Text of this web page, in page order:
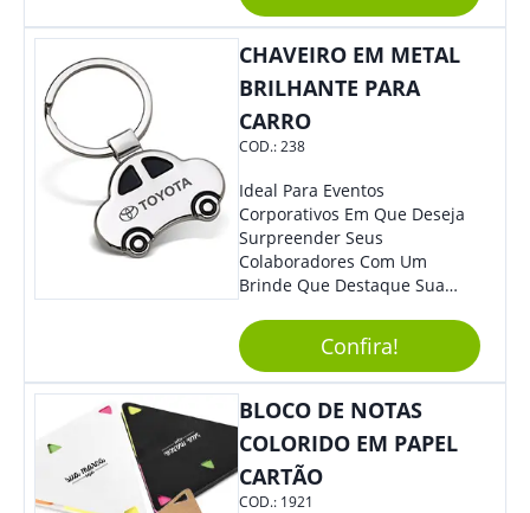
CHAVEIRO EM METAL
BRILHANTE PARA
CARRO
COD.:238
Ideal Para Eventos
Corporativos Em Que Deseja
Surpreender Seus
Colaboradores Com Um
Brinde Que Destaque Sua
Formato De Carro É Ideal!
Elaborado Com Metal,
Material Resistente E Durável,
O Item Conta Também Com
Confira!
BLOCO DE NOTAS
COLORIDO EM PAPEL
CARTÃO
COD.: 1921